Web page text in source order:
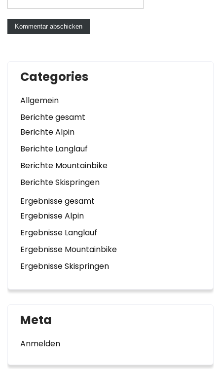
Categories
Allgemein
Berichte gesamt
Berichte Alpin
Berichte Langlauf
Berichte Mountainbike
Berichte Skispringen
Ergebnisse gesamt
Ergebnisse Alpin
Ergebnisse Langlauf
Ergebnisse Mountainbike
Ergebnisse Skispringen
Meta
Anmelden